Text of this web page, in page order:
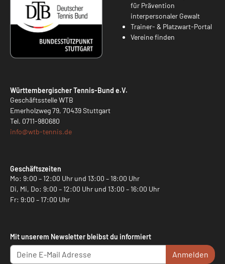
für Prävention
interpersonaler Gewalt
Trainer- & Platzwart-Portal
Vereine finden
Württembergischer Tennis-Bund e.V.
Geschäftsstelle WTB
Emerholzweg 79, 70439 Stuttgart
Tel. 0711-980680
info@wtb-tennis.de
Geschäftszeiten
Mo: 9:00 – 12:00 Uhr und 13:00 – 18:00 Uhr
Di, Mi, Do: 9:00 – 12:00 Uhr und 13:00 – 16:00 Uhr
Fr: 9:00 – 17:00 Uhr
Mit unserem Newsletter bleibst du informiert
Anmelden